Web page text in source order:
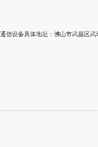
通信设备具体地址：佛山市武昌区